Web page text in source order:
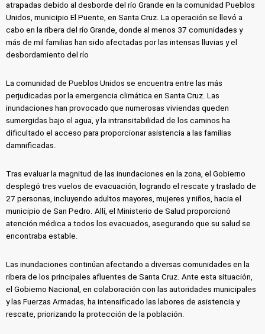
atrapadas debido al desborde del río Grande en la comunidad Pueblos
Unidos, municipio El Puente, en Santa Cruz. La operación se llevó a
cabo en la ribera del río Grande, donde al menos 37 comunidades y
más de mil familias han sido afectadas por las intensas lluvias y el
desbordamiento del río
La comunidad de Pueblos Unidos se encuentra entre las más
perjudicadas por la emergencia climática en Santa Cruz. Las
inundaciones han provocado que numerosas viviendas queden
sumergidas bajo el agua, y la intransitabilidad de los caminos ha
dificultado el acceso para proporcionar asistencia a las familias
damnificadas.
Tras evaluar la magnitud de las inundaciones en la zona, el Gobierno
desplegó tres vuelos de evacuación, logrando el rescate y traslado de
27 personas, incluyendo adultos mayores, mujeres y niños, hacia el
municipio de San Pedro. Allí, el Ministerio de Salud proporcionó
atención médica a todos los evacuados, asegurando que su salud se
encontraba estable.
Las inundaciones continúan afectando a diversas comunidades en la
ribera de los principales afluentes de Santa Cruz. Ante esta situación,
el Gobierno Nacional, en colaboración con las autoridades municipales
y las Fuerzas Armadas, ha intensificado las labores de asistencia y
rescate, priorizando la protección de la población.